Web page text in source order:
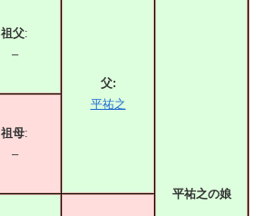
祖父:
–
父:
平祐之
平祐之の娘
祖母:
–